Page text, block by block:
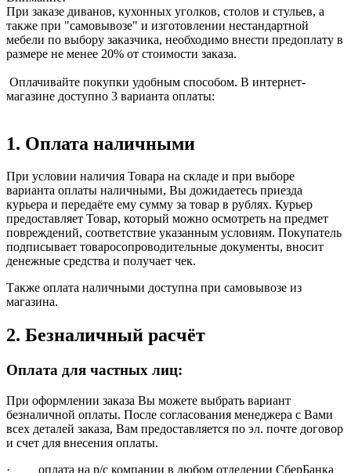
При заказе диванов, кухонных уголков, столов и стульев, а
также при "самовывозе" и изготовлении нестандартной
мебели по выбору заказчика, необходимо внести предоплату в
размере не менее 20% от стоимости заказа.
Оплачивайте покупки удобным способом. В интернет-
магазине доступно 3 варианта оплаты:
1. Оплата наличными
При условии наличия Товара на складе и при выборе
варианта оплаты наличными, Вы дожидаетесь приезда
курьера и передаёте ему сумму за товар в рублях. Курьер
предоставляет Товар, который можно осмотреть на предмет
повреждений, соответствие указанным условиям. Покупатель
подписывает товаросопроводительные документы, вносит
денежные средства и получает чек.
Также оплата наличными доступна при самовывозе из
магазина.
2. Безналичный расчёт
Оплата для частных лиц:
При оформлении заказа Вы можете выбрать вариант
безналичной оплаты. После согласования менеджера с Вами
всех деталей заказа, Вам предоставляется по эл. почте договор
и счет для внесения оплаты.
· оплата на р/с компании в любом отделении СберБанка